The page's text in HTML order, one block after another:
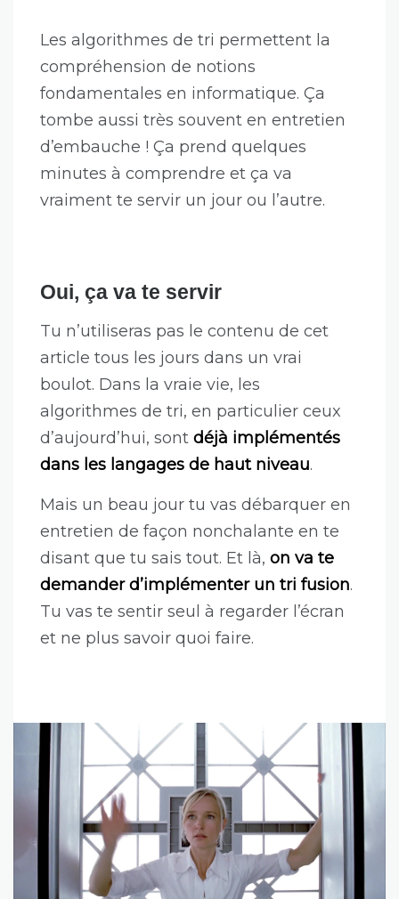
Les algorithmes de tri permettent la
compréhension de notions
fondamentales en informatique. Ça
tombe aussi très souvent en entretien
d’embauche ! Ça prend quelques
minutes à comprendre et ça va
vraiment te servir un jour ou l’autre.
Oui, ça va te servir
Tu n’utiliseras pas le contenu de cet
article tous les jours dans un vrai
boulot. Dans la vraie vie, les
algorithmes de tri, en particulier ceux
d’aujourd’hui, sont déjà implémentés
dans les langages de haut niveau.
Mais un beau jour tu vas débarquer en
entretien de façon nonchalante en te
disant que tu sais tout. Et là, on va te
demander d’implémenter un tri fusion.
Tu vas te sentir seul à regarder l’écran
et ne plus savoir quoi faire.